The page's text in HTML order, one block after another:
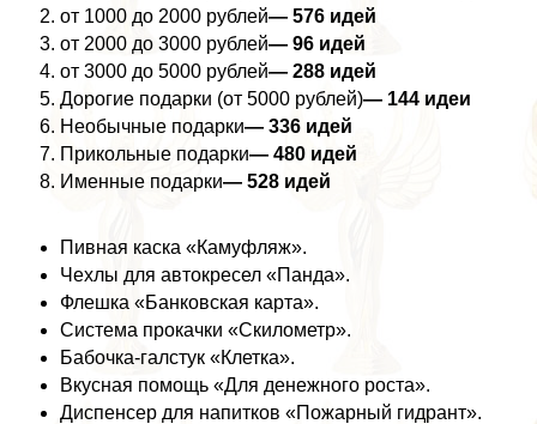
от 1000 до 2000 рублей— 576 идей
от 2000 до 3000 рублей— 96 идей
от 3000 до 5000 рублей— 288 идей
Дорогие подарки (от 5000 рублей)— 144 идеи
Необычные подарки— 336 идей
Прикольные подарки— 480 идей
Именные подарки— 528 идей
Пивная каска «Камуфляж».
Чехлы для автокресел «Панда».
Флешка «Банковская карта».
Система прокачки «Скилометр».
Бабочка-галстук «Клетка».
Вкусная помощь «Для денежного роста».
Диспенсер для напитков «Пожарный гидрант».